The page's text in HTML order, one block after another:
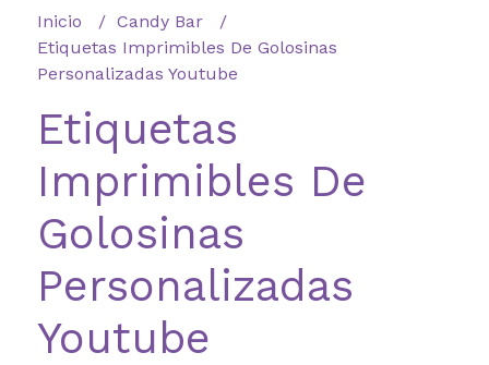
Inicio
Candy Bar
Etiquetas Imprimibles De Golosinas
Personalizadas Youtube
Etiquetas
Imprimibles De
Golosinas
Personalizadas
Youtube